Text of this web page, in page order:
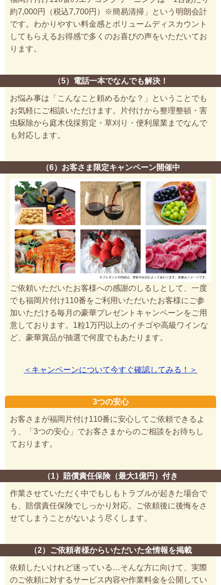
約7,000円（税込7,700円）※簡易清掃」という明朗会計
です。わかりやすい料金感とボリュームディスカウント
してもらえるお得感で多くのお喜びの声をいただいてお
ります。
（5）電話一本でなんでも解決！
お悩み事は「こんなこと頼めるかな？」ということでも
お気軽にご相談いただけます。片付けから整理整頓・害
虫駆除から庭木伐採剪定・草刈り・便利屋業までなんで
も対応します。
（6）お客さま限定キャンペーン開催中
ご依頼いただいたお客様への感謝のしるしとして、一度
でも福岡片付け110番をご利用いただいたお客様にご参
加いただける毎月の豪華プレゼントキャンペーンをご用
意しております。1粒1万円以上のイチゴや高級ワインな
ど、豪華賞品が抽選で何度でもあたります。
＜キャンペーンについて今すぐ確認してみる！＞
3つの安心
お客さまが福岡片付け110番に安心してご依頼できるよ
う、「3つの安心」でお客さまからのご相談をお待ちし
ております。
（1）賠償責任保険（最大1億円）付き
作業させていただく中でもしもトラブルが起きた場合で
も、賠償責任保険でしっかり対応。ご依頼後に後悔をさ
せてしまうことがないよう尽くします。
（2）ご依頼者様からいただいた全情報を掲載
依頼したいけれど迷っている…そんな方に向けて、実際
のご依頼に対するサービス内容や作業料金を公開してい